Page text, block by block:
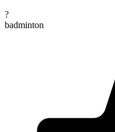
?
badminton